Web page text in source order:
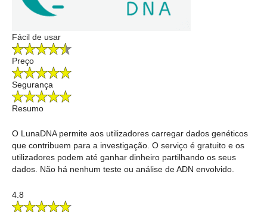
Fácil de usar
Preço
Segurança
Resumo
O LunaDNA permite aos utilizadores carregar dados genéticos
que contribuem para a investigação. O serviço é gratuito e os
utilizadores podem até ganhar dinheiro partilhando os seus
dados. Não há nenhum teste ou análise de ADN envolvido.
4.8